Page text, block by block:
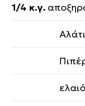
1/4 κ.γ.
Αλάτι